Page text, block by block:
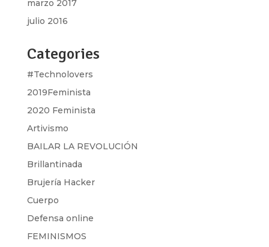
marzo 2017
julio 2016
Categories
#Technolovers
2019Feminista
2020 Feminista
Artivismo
BAILAR LA REVOLUCIÓN
Brillantinada
Brujería Hacker
Cuerpo
Defensa online
FEMINISMOS